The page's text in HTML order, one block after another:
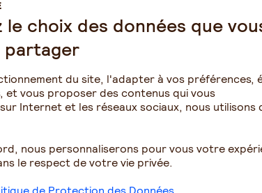
Assurance vie
PERO
Résidence
pour seniors
la retraite
Les
le choix des données que
partager
du site, l'adapter à vos préférences,
et vous proposer des contenus qui vous
Internet et les réseaux sociaux, nous utilisons
nous personnaliserons pour vous votre
le respect de votre vie privée.